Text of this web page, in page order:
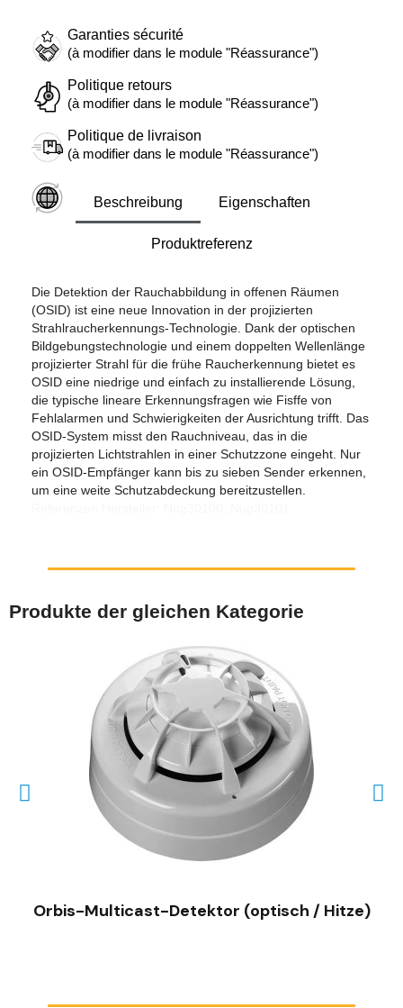
Garanties sécurité
(à modifier dans le module "Réassurance")
Politique retours
(à modifier dans le module "Réassurance")
Politique de livraison
(à modifier dans le module "Réassurance")
Beschreibung Eigenschaften
Produktreferenz
Die Detektion der Rauchabbildung in offenen Räumen
(OSID) ist eine neue Innovation in der projizierten
Strahlraucherkennungs-Technologie. Dank der optischen
Bildgebungstechnologie und einem doppelten Wellenlänge
projizierter Strahl für die frühe Raucherkennung bietet es
OSID eine niedrige und einfach zu installierende Lösung,
die typische lineare Erkennungsfragen wie Fisffe von
Fehlalarmen und Schwierigkeiten der Ausrichtung trifft. Das
OSID-System misst den Rauchniveau, das in die
projizierten Lichtstrahlen in einer Schutzzone eingeht. Nur
ein OSID-Empfänger kann bis zu sieben Sender erkennen,
um eine weite Schutzabdeckung bereitzustellen.
Produkte der gleichen Kategorie
SCHNELLANSICHT
Orbis-Multicast-Detektor (optisch / Hitze)